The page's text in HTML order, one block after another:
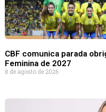
CBF comunica parada
Feminina de 2027
8 de agosto de 2026